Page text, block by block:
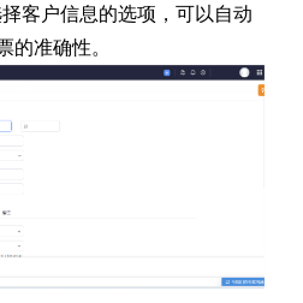
客户信息的选项，可以自动
的准确性。